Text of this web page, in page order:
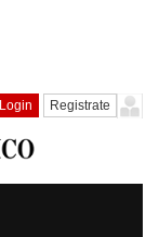
Login Registrate